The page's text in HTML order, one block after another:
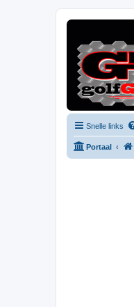
Snelle links
Portaal